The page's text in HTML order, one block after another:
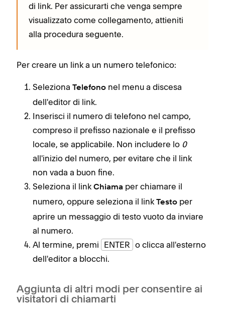
di link. Per assicurarti che venga sempre
visualizzato come collegamento, attieniti
alla procedura seguente.
Per creare un link a un numero telefonico:
Seleziona Telefono nel menu a discesa
dell'editor di link.
Inserisci il numero di telefono nel campo,
compreso il prefisso nazionale e il prefisso
locale, se applicabile. Non includere lo 0
all'inizio del numero, per evitare che il link
non vada a buon fine.
Seleziona il link Chiama per chiamare il
numero, oppure seleziona il link Testo per
aprire un messaggio di testo vuoto da inviare
al numero.
Al termine, premi ENTER o clicca all'esterno
dell'editor a blocchi.
Aggiunta di altri modi per consentire ai
visitatori di chiamarti